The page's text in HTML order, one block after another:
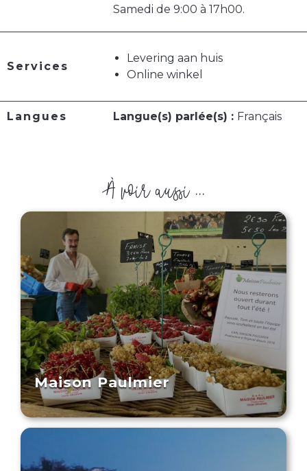
Samedi de 9:00 à 17h00.
Services
Levering aan huis
Online winkel
Langues Langue(s) parlée(s) : Français
À voir aussi ...
Maison Paulmier